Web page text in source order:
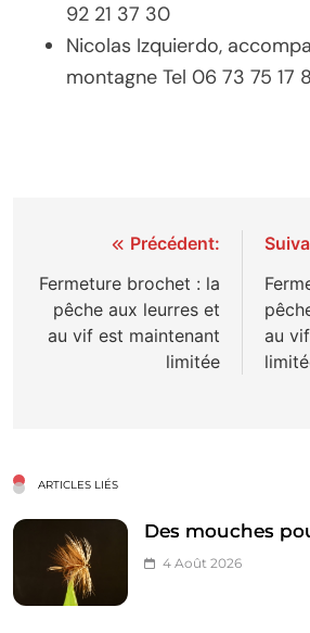
92 21 37 30
Nicolas Izquierdo,
montagne Tel 06 73 75 17
Navigation
de
l’article
Précédent:
Fermeture brochet : la
pêche aux leurres et
au vif est maintenant
limitée
au
ARTICLES LIÉS
Des mouches
4 Août 2026